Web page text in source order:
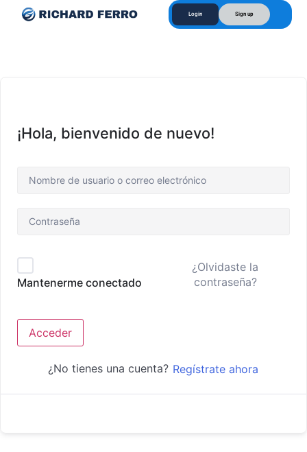
Login Sign up
¡Hola, bienvenido de nuevo!
Mantenerme conectado
¿Olvidaste la
contraseña?
Acceder
¿No tienes una cuenta? Regístrate ahora